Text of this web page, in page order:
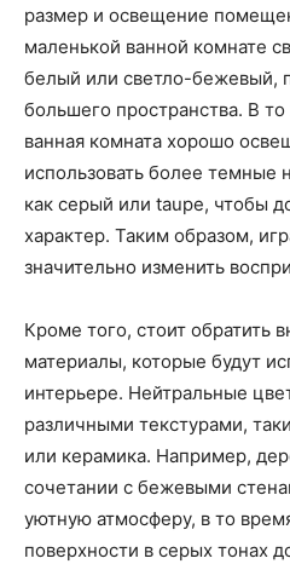
размер и освещение
маленькой ванной комнате
белый или светло-бежевый,
большего пространства. В
ванная комната хорошо
использовать более темные
как серый или taupe, чтобы
характер. Таким образом,
значительно изменить
Кроме того, стоит обратить
материалы, которые будут
интерьере. Нейтральные
различными текстурами,
или керамика. Например,
сочетании с бежевыми
уютную атмосферу, в то
поверхности в серых тонах